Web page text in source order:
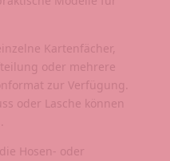
Kartenfächer,
oder mehrere
zur Verfügung.
oder Lasche können
Hosen- oder